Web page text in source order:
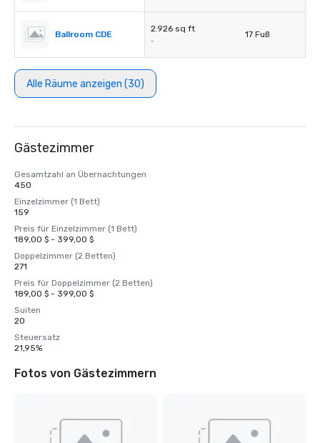
Ballroom CDE
2.926 sq ft
-
17 Fuß
Alle Räume anzeigen (30)
Gästezimmer
Gesamtzahl an Übernachtungen
450
Einzelzimmer (1 Bett)
159
Preis für Einzelzimmer (1 Bett)
189,00 $ - 399,00 $
Doppelzimmer (2 Betten)
271
Preis für Doppelzimmer (2 Betten)
189,00 $ - 399,00 $
Suiten
20
Steuersatz
21,95%
Fotos von Gästezimmern